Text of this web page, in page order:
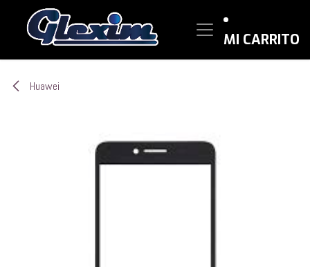
Ir al contenido
MI CARRITO
Huawei